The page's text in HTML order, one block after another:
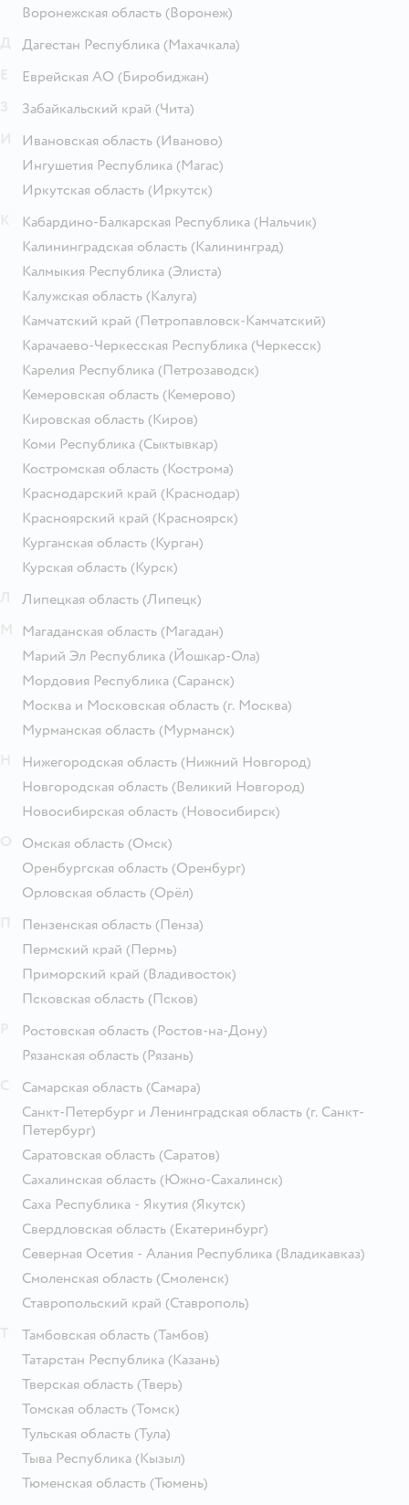
Воронежская область (Воронеж)
Дагестан Республика (Махачкала)
Еврейская АО (Биробиджан)
Забайкальский край (Чита)
Ивановская область (Иваново)
Ингушетия Республика (Магас)
Иркутская область (Иркутск)
Кабардино-Балкарская Республика (Нальчик)
Калининградская область (Калининград)
Калмыкия Республика (Элиста)
Калужская область (Калуга)
Камчатский край (Петропавловск-Камчатский)
Карачаево-Черкесская Республика (Черкесск)
Карелия Республика (Петрозаводск)
Кемеровская область (Кемерово)
Кировская область (Киров)
Коми Республика (Сыктывкар)
Костромская область (Кострома)
Краснодарский край (Краснодар)
Красноярский край (Красноярск)
Курганская область (Курган)
Курская область (Курск)
Липецкая область (Липецк)
Магаданская область (Магадан)
Марий Эл Республика (Йошкар-Ола)
Мордовия Республика (Саранск)
Москва и Московская область (г. Москва)
Мурманская область (Мурманск)
Нижегородская область (Нижний Новгород)
Новгородская область (Великий Новгород)
Новосибирская область (Новосибирск)
Омская область (Омск)
Оренбургская область (Оренбург)
Орловская область (Орёл)
Пензенская область (Пенза)
Пермский край (Пермь)
Приморский край (Владивосток)
Псковская область (Псков)
Ростовская область (Ростов-на-Дону)
Рязанская область (Рязань)
Самарская область (Самара)
Санкт-Петербург и Ленинградская область (г. Санкт-
Петербург)
Саратовская область (Саратов)
Сахалинская область (Южно-Сахалинск)
Саха Республика - Якутия (Якутск)
Свердловская область (Екатеринбург)
Северная Осетия - Алания Республика (Владикавказ)
Смоленская область (Смоленск)
Ставропольский край (Ставрополь)
Тамбовская область (Тамбов)
Татарстан Республика (Казань)
Тверская область (Тверь)
Томская область (Томск)
Тульская область (Тула)
Тыва Республика (Кызыл)
Тюменская область (Тюмень)